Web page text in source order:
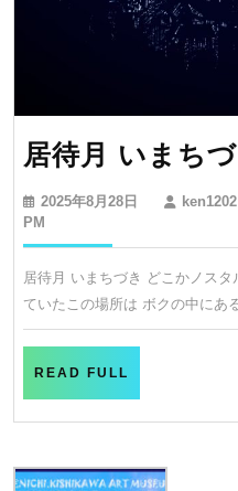
居待月 いまちづ
2025年8月28日
2025
28
日
ken1202
PM
居待月 いまちづき どこかノス
ていたこの場所は ボクの中にあ
READ FULL